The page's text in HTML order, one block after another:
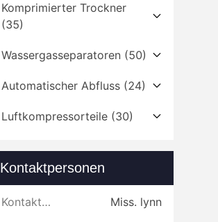
Komprimierter Trockner
(35)
Wassergasseparatoren (50)
Automatischer Abfluss (24)
Luftkompressorteile (30)
Kontaktpersonen
Kontaktpersonen:
Miss. lynn